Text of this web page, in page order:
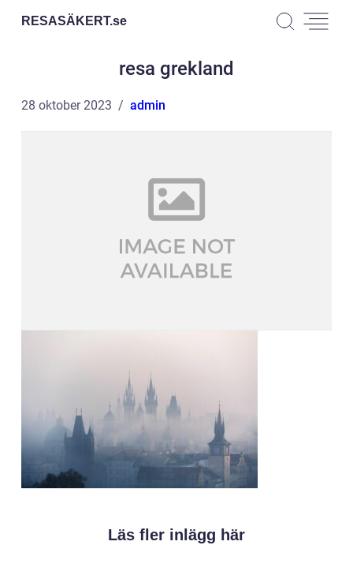
RESASÄKERT.se
resa grekland
28 oktober 2023 admin
Läs fler inlägg här